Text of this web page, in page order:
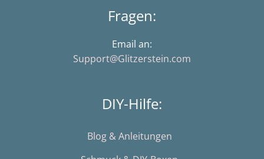
Fragen:
Email an:
Support@Glitzerstein.com
DIY-Hilfe:
Blog & Anleitungen